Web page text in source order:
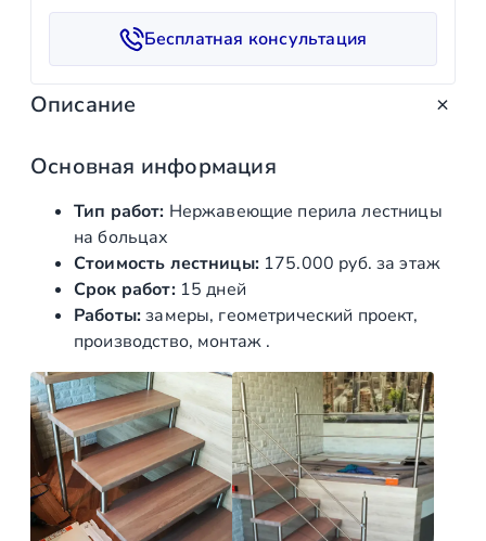
в
о
о
а
а
Н
е
ж
а
в
е
ю
щ
и
Бесплатная консультация
Описание
Основная информация
Тип работ: Нержавеющие перила лестницы
на больцах
Стоимость лестницы:175.000 руб. за этаж
Срок работ:15 дней
Работы:замеры, геометрический проект,
производство, монтаж .